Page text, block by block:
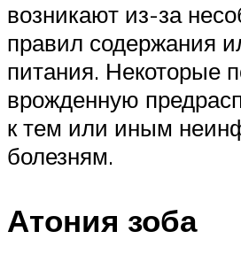
возникают из-за
правил содержания
питания. Некоторые
врожденную
к тем или иным
болезням.
Атония зоба